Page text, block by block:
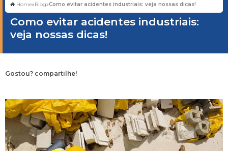
Home»Blog»Como evitar acidentes industriais: veja nossas dicas!
Como evitar acidentes industriais:
veja nossas dicas!
Gostou? compartilhe!